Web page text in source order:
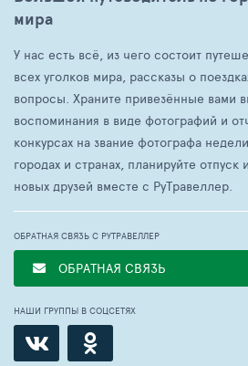
мира
У нас есть всё, из чего состоит
всех уголков мира, рассказы о
вопросы. Храните привезённые вами
воспоминания в виде фотографий и
конкурсах на звание фотографа
городах и странах, планируйте отпуск
новых друзей вместе с РуТравеллер.
ОБРАТНАЯ СВЯЗЬ С РУТРАВЕЛЛЕР
ОБРАТНАЯ СВЯЗЬ
НАШИ ГРУППЫ В СОЦСЕТЯХ